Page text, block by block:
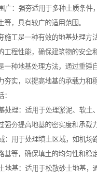
广：强夯适用于多种土质条件
等，具有较广的适用范围。
施工是一种有效的地基处理方
工程性能，确保建筑物的安全
一种地基处理方法，通过重锤
夯实，以提高地基的承载力和
处理：适用于处理淤泥、软土
强夯提高地基的密实度和承载力
：用于处理填土区域，如机场
基等，确保填土的均匀性和稳定
地基：适用于松散砂土地基，